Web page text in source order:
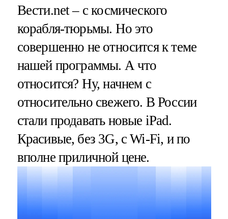
Вести.net – с космического
корабля-тюрьмы. Но это
совершенно не относится к теме
нашей программы. А что
относится? Ну, начнем с
относительно свежего. В России
стали продавать новые iPad.
Красивые, без 3G, с Wi-Fi, и по
вполне приличной цене.